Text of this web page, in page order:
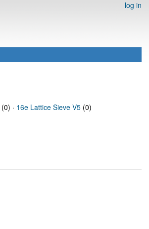
log in
(0) · 16e Lattice Sieve V5 (0)